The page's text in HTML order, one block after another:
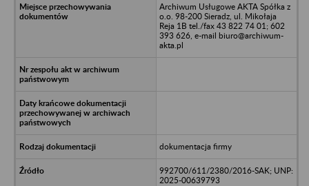
Archiwum Usługowe AKTA Spółka z
o.o. 98-200 Sieradz, ul. Mikołaja
Reja 1B tel./fax 43 822 74 01; 602
393 626, e-mail biuro@archiwum-
akta.pl
dokumentacja firmy
992700/611/2380/2016-SAK; UNP:
2025-00639793